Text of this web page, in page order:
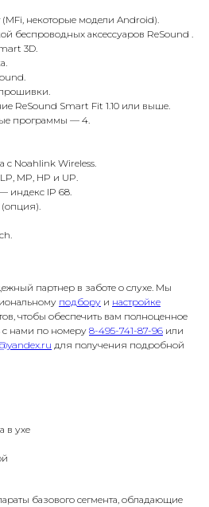
некоторые модели Android).
беспроводных аксессуаров ReSound .
3D.
ReSound Smart Fit 1.10 или выше.
программы — 4.
с Noahlink Wireless.
MP, HP и UP.
индекс IP 68.
партнер в заботе о слухе. Мы
подбору и настройке
чтобы обеспечить вам полноценное
с нами по номеру 8-495-741-87-96 или
для получения подробной
в ухе
базового сегмента, обладающие